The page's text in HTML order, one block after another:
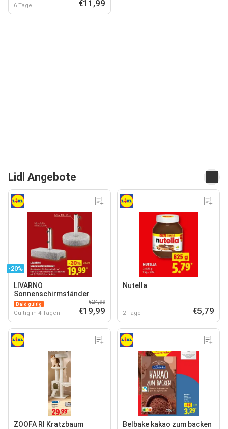
6 Tage €11,99
Lidl Angebote
-20%
LIVARNO
Sonnenschirmständer
Bald gültig
Gültig in 4 Tagen
€24,99
€19,99
Nutella
2 Tage €5,79
ZOOFA RI Kratzbaum Belbake kakao zum backen